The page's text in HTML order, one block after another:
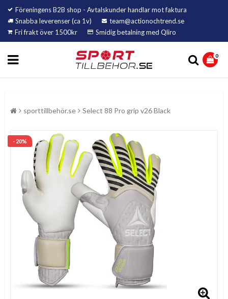
Föreningens B2B shop - Avtalskunder handlar mot faktura
Snabba leverenser (ca 1v)
team@actionochtrend.se
Fri frakt över 1500kr
Smidig betalning med Qliro
0
sporttillbehör.se Select 88 Pro grip v26 Black
- 20%